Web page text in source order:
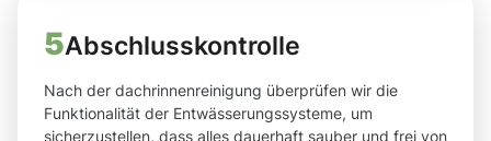
5Abschlusskontrolle
Nach der dachrinnenreinigung überprüfen wir die
Funktionalität der Entwässerungssysteme, um
sicherzustellen, dass alles dauerhaft sauber und frei von